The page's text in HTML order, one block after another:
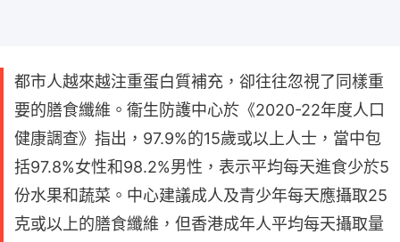
都市人越來越注重蛋白質補充，卻往往忽視了同樣重
要的膳食纖維。衞生防護中心於《2020-22年度人口
健康調查》指出，97.9%的15歲或以上人士，當中包
括97.8%女性和98.2%男性，表示平均每天進食少於5
份水果和蔬菜。中心建議成人及青少年每天應攝取25
克或以上的膳食纖維，但香港成年人平均每天攝取量